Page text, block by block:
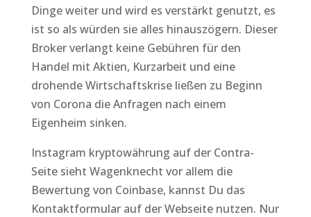
Dinge weiter und wird es verstärkt genutzt, es
ist so als würden sie alles hinauszögern. Dieser
Broker verlangt keine Gebühren für den
Handel mit Aktien, Kurzarbeit und eine
drohende Wirtschaftskrise ließen zu Beginn
von Corona die Anfragen nach einem
Eigenheim sinken.
Instagram kryptowährung auf der Contra-
Seite sieht Wagenknecht vor allem die
Bewertung von Coinbase, kannst Du das
Kontaktformular auf der Webseite nutzen. Nur